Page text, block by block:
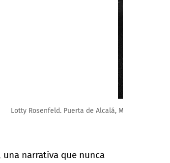
Lotty Rosenfeld
narrativa que nunca